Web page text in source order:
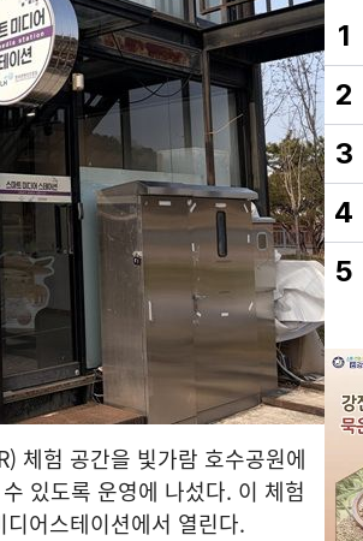
체험 공간을 빛가람 호수공원에
있도록 운영에 나섰다. 이 체험
어스테이션에서 열린다.
1
2
3
4
5